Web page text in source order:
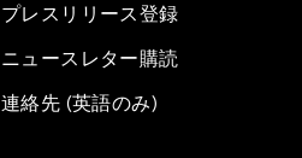
プレスリリース登録
ニュースレター購読
連絡先 (英語のみ)